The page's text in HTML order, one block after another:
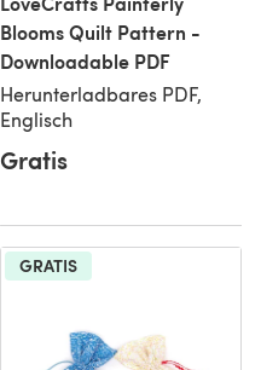
Blooms Quilt Pattern -
Downloadable PDF
Herunterladbares PDF,
Englisch
Gratis
GRATIS